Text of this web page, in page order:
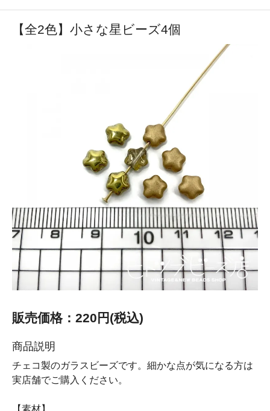
【全2色】小さな星ビーズ4個
販売価格：220円(税込)
商品説明
チェコ製のガラスビーズです。細かな点が気になる方は
実店舗でご購入ください。
【素材】